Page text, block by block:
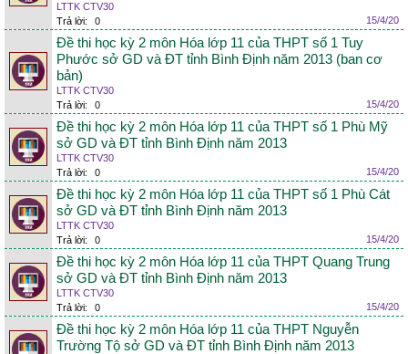
LTTK CTV30
Trả lời:
0 15/4/20
Đề thi học kỳ 2 môn Hóa lớp 11 của THPT số 1 Tuy
Phước sở GD và ĐT tỉnh Bình Định năm 2013 (ban cơ
bản)
LTTK CTV30
Trả lời:
0 15/4/20
Đề thi học kỳ 2 môn Hóa lớp 11 của THPT số 1 Phù Mỹ
sở GD và ĐT tỉnh Bình Định năm 2013
LTTK CTV30
Trả lời:
0 15/4/20
Đề thi học kỳ 2 môn Hóa lớp 11 của THPT số 1 Phù Cát
sở GD và ĐT tỉnh Bình Định năm 2013
LTTK CTV30
Trả lời:
0 15/4/20
Đề thi học kỳ 2 môn Hóa lớp 11 của THPT Quang Trung
sở GD và ĐT tỉnh Bình Định năm 2013
LTTK CTV30
Trả lời:
0 15/4/20
Đề thi học kỳ 2 môn Hóa lớp 11 của THPT Nguyễn
Trường Tộ sở GD và ĐT tỉnh Bình Định năm 2013